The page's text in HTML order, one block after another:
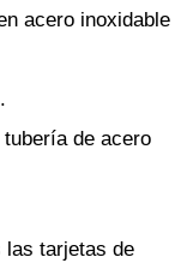
acero inoxidable
de acero
las tarjetas de